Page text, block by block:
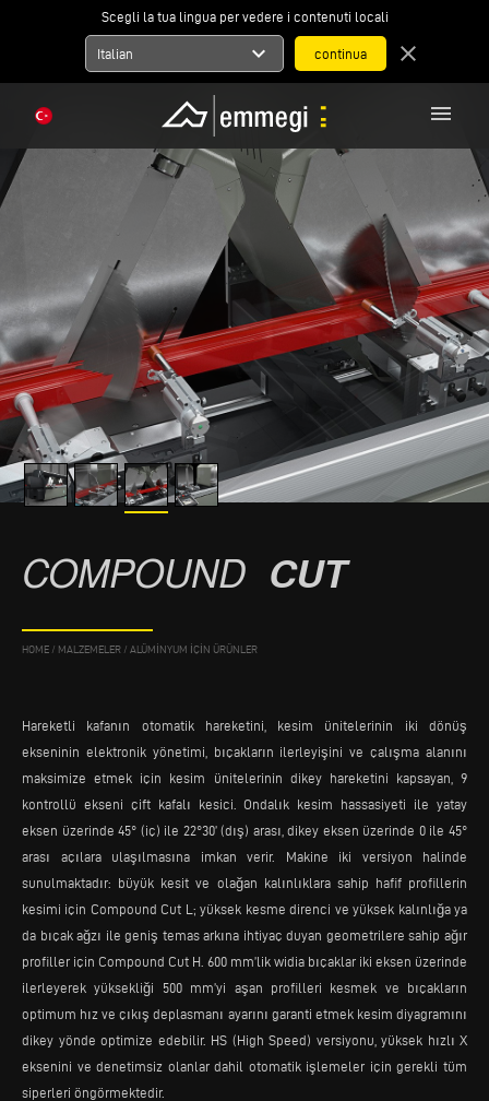
Scegli la tua lingua per vedere i contenuti locali
Italian expand_more close
menu
COMPOUND CUT
HOME / MALZEMELER / ALÜMINYUM IÇIN ÜRÜNLER
Hareketli kafanın otomatik hareketini, kesim ünitelerinin iki dönüş
ekseninin elektronik yönetimi, bıçakların ilerleyişini ve çalışma alanını
maksimize etmek için kesim ünitelerinin dikey hareketini kapsayan, 9
kontrollü ekseni çift kafalı kesici. Ondalık kesim hassasiyeti ile yatay
eksen üzerinde 45° (iç) ile 22°30’ (dış) arası, dikey eksen üzerinde 0 ile 45°
arası açılara ulaşılmasına imkan verir. Makine iki versiyon halinde
sunulmaktadır: büyük kesit ve olağan kalınlıklara sahip hafif profillerin
kesimi için Compound Cut L; yüksek kesme direnci ve yüksek kalınlığa ya
da bıçak ağzı ile geniş temas arkına ihtiyaç duyan geometrilere sahip ağır
profiller için Compound Cut H. 600 mm’lik widia bıçaklar iki eksen üzerinde
ilerleyerek yüksekliği 500 mm’yi aşan profilleri kesmek ve bıçakların
optimum hız ve çıkış deplasmanı ayarını garanti etmek kesim diyagramını
dikey yönde optimize edebilir. HS (High Speed) versiyonu, yüksek hızlı X
eksenini ve denetimsiz olanlar dahil otomatik işlemeler için gerekli tüm
siperleri öngörmektedir.